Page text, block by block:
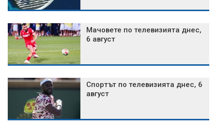
Мачовете по телевизията днес,
6 август
Спортът по телевизията днес, 6
август